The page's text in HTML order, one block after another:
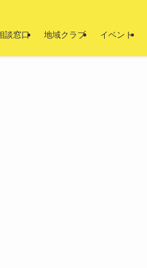
談窓口 地域クラブ イベント